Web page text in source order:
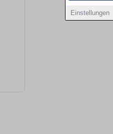
Einstellungen